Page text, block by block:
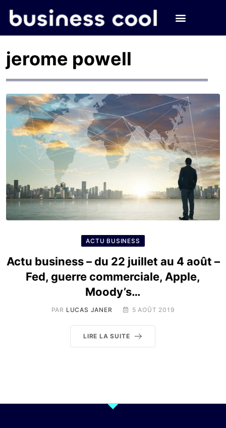
jerome powell
ACTU BUSINESS
Actu business – du 22 juillet au 4 août –
Fed, guerre commerciale, Apple,
Moody’s…
PAR LUCAS JANER 5 AOÛT 2019
LIRE LA SUITE